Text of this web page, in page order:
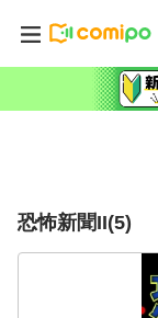
恐怖新聞II(5)